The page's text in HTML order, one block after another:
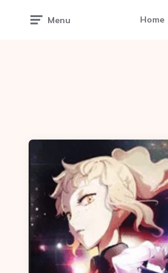
Menu Home